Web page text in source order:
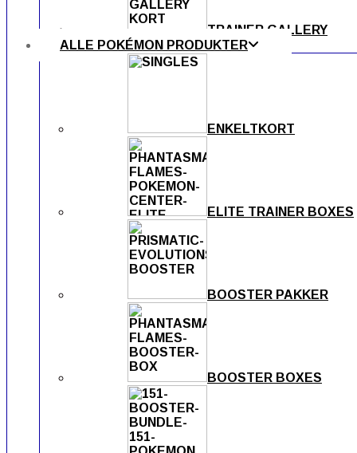
TRAINER GALLERY
ALLE POKÉMON PRODUKTER
ENKELTKORT
ELITE TRAINER BOXES
BOOSTER PAKKER
BOOSTER BOXES